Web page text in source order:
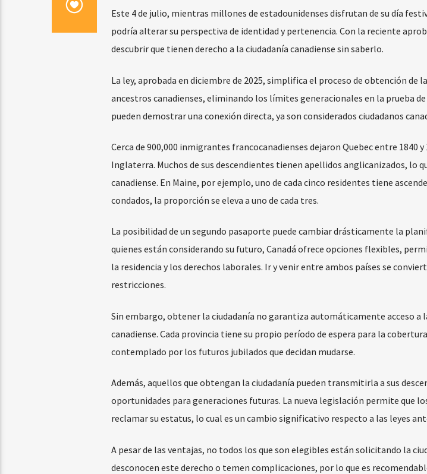
Este 4 de julio, mientras millones de estadounidenses disfrutan de su día
podría alterar su perspectiva de identidad y pertenencia. Con la reciente
descubrir que tienen derecho a la ciudadanía canadiense sin saberlo.
La ley, aprobada en diciembre de 2025, simplifica el proceso de obtención de
ancestros canadienses, eliminando los límites generacionales en la prueba
pueden demostrar una conexión directa, ya son considerados ciudadanos
Cerca de 900,000 inmigrantes francocanadienses dejaron Quebec entre 1840
Inglaterra. Muchos de sus descendientes tienen apellidos anglicanizados, lo
canadiense. En Maine, por ejemplo, uno de cada cinco residentes tiene
condados, la proporción se eleva a uno de cada tres.
La posibilidad de un segundo pasaporte puede cambiar drásticamente la
quienes están considerando su futuro, Canadá ofrece opciones flexibles,
la residencia y los derechos laborales. Ir y venir entre ambos países se
restricciones.
Sin embargo, obtener la ciudadanía no garantiza automáticamente acceso a
canadiense. Cada provincia tiene su propio período de espera para la
contemplado por los futuros jubilados que decidan mudarse.
Además, aquellos que obtengan la ciudadanía pueden transmitirla a sus
oportunidades para generaciones futuras. La nueva legislación permite que
reclamar su estatus, lo cual es un cambio significativo respecto a las leyes
A pesar de las ventajas, no todos los que son elegibles están solicitando la
desconocen este derecho o temen complicaciones, por lo que es